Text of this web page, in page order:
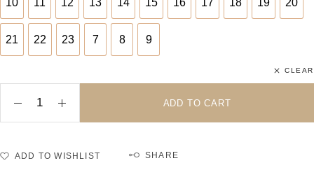
10
10
11
11
12
12
13
13
14
14
15
15
16
16
17
17
18
18
19
19
20
20
21
21
22
22
23
23
7
7
8
8
9
9
CLEAR
ADD TO CART
ADD TO WISHLIST SHARE